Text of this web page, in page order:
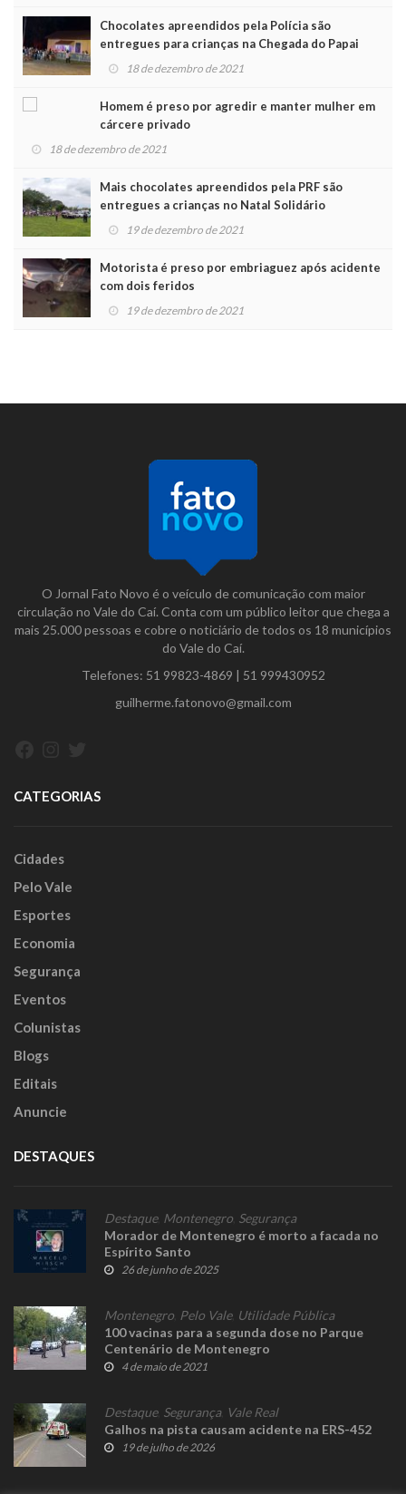
Chocolates apreendidos pela Polícia são
entregues para crianças na Chegada do Papai
Noel
18 de dezembro de 2021
Homem é preso por agredir e manter mulher em
cárcere privado
18 de dezembro de 2021
Mais chocolates apreendidos pela PRF são
entregues a crianças no Natal Solidário
19 de dezembro de 2021
Motorista é preso por embriaguez após acidente
com dois feridos
19 de dezembro de 2021
O Jornal Fato Novo é o veículo de comunicação com maior
circulação no Vale do Caí. Conta com um público leitor que chega a
mais 25.000 pessoas e cobre o noticiário de todos os 18 municípios
do Vale do Caí.
Telefones: 51 99823-4869 | 51 999430952
guilherme.fatonovo@gmail.com
CATEGORIAS
Cidades
Pelo Vale
Esportes
Economia
Segurança
Eventos
Colunistas
Blogs
Editais
Anuncie
DESTAQUES
Destaque, Montenegro Segurança
Morador de Montenegro é morto a facada no
Espírito Santo
26 de junho de 2025
Montenegro Pelo Vale, Utilidade Pública
100 vacinas para a segunda dose no Parque
Centenário de Montenegro
4 de maio de 2021
Destaque, Segurança, Vale Real
Galhos na pista causam acidente na ERS-452
19 de julho de 2026